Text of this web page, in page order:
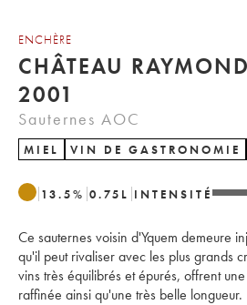
ENCHÈRE
CHÂTEAU
2001
Sauternes AOC
MIEL VIN DE GASTRONOMIE
13.5% 0.75 L INTENSITÉ
Ce sauternes voisin d'Yquem demeure
qu'il peut rivaliser avec les plus grands
vins très équilibrés et épurés, offrent
raffinée ainsi qu'une très belle longueur.